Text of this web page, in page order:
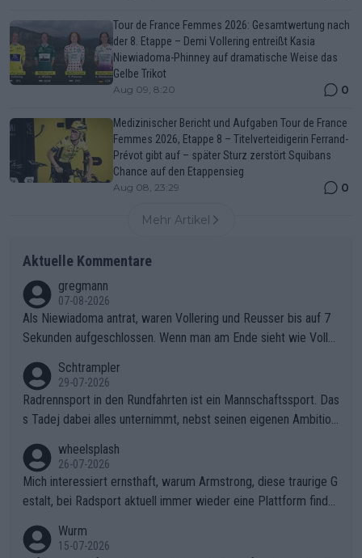
Tour de France Femmes 2026: Gesamtwertung nach
der 8. Etappe – Demi Vollering entreißt Kasia
Niewiadoma-Phinney auf dramatische Weise das
Gelbe Trikot
Aug 09, 8:20 0
Medizinischer Bericht und Aufgaben Tour de France
Femmes 2026, Etappe 8 – Titelverteidigerin Ferrand-
Prévot gibt auf – später Sturz zerstört Squibans
Chance auf den Etappensieg
Aug 08, 23:29 0
Mehr Artikel
Aktuelle Kommentare
gregmann
07-08-2026
Als Niewiadoma antrat, waren Vollering und Reusser bis auf 7
Sekunden aufgeschlossen. Wenn man am Ende sieht wie Voller
ering die 7 Sekunden zu Niewiadoma nicht geschlossen hat un
d den Abstand hat anwachsen lassen. Ein schwerer taktischer
Fehler, der den Tour Sieg kosten wird.Diese Beobachtung trifft
Zögerlichkeit von Demi Vollering in diesem Moment war das e
ntscheidende Puzzleteil, das Katarzyna Niewiadoma die Tür z
um Gelben Trikot geöffnet hat.Das taktische Dilemma am Mon
t VentouxDie psychologische Falle: Vollering spekulierte in die
ser Phase darauf, dass Marlen Reusser im Gelben Trikot die N
achführarbeit leistet, um ihre Gesamtführung zu verteidigen.De
Schtrampler
29-07-2026
Radrennsport in den Rundfahrten ist ein Mannschaftssport. Das
s Tadej dabei alles unternimmt, nebst seinen eigenen Ambition
ganze Team auch mental stark zu machen und konkret am Erf
olg teilzuhaben, ist ihm ganz hoch anzurechnen. Das ist ein Zei
chen weit über den Radsport hinaus.
wheelsplash
26-07-2026
Mich interessiert ernsthaft, warum Armstrong, diese traurige G
estalt, bei Radsport aktuell immer wieder eine Plattform finde
Wurm
15-07-2026